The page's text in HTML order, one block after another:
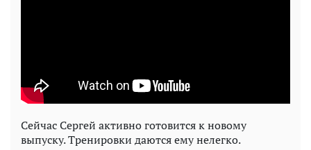
Сейчас Сергей активно готовится к новому
выпуску. Тренировки даются ему нелегко.